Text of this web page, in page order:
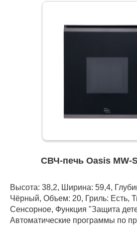
СВЧ-печь Oasis MW-
Высота: 38,2, Ширина: 59,4,
Чёрный, Объем: 20, Гриль: Есть,
Сенсорное, Функция "Защита
Автоматические программы по